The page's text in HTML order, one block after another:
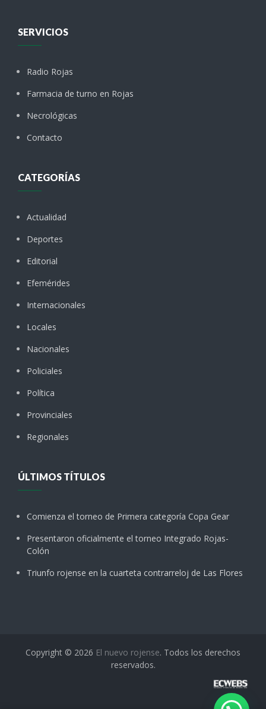
SERVICIOS
Radio Rojas
Farmacia de turno en Rojas
Necrológicas
Contacto
CATEGORÍAS
Actualidad
Deportes
Editorial
Efemérides
Internacionales
Locales
Nacionales
Policiales
Política
Provinciales
Regionales
ÚLTIMOS TÍTULOS
Comienza el torneo de Primera categoría Copa Gear
Presentaron oficialmente el torneo Integrado Rojas-
Colón
Triunfo rojense en la cuarteta contrarreloj de Las Flores
Copyright © 2026 El nuevo rojense. Todos los derechos
reservados.